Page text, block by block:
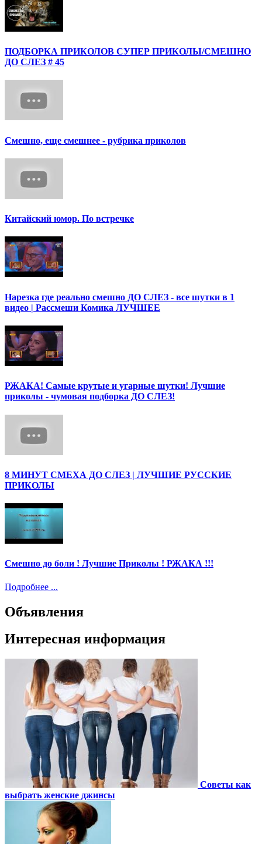
ПОДБОРКА ПРИКОЛОВ СУПЕР ПРИКОЛЫ/СМЕШНО
ДО СЛЕЗ # 45
Смешно, еще смешнее - рубрика приколов
Китайский юмор. По встречке
Нарезка где реально смешно ДО СЛЕЗ - все шутки в 1
видео | Рассмеши Комика ЛУЧШЕЕ
РЖАКА! Самые крутые и угарные шутки! Лучшие
приколы - чумовая подборка ДО СЛЕЗ!
8 МИНУТ СМЕХА ДО СЛЕЗ | ЛУЧШИЕ РУССКИЕ
ПРИКОЛЫ
Смешно до боли ! Лучшие Приколы ! РЖАКА !!!
Подробнее ...
Объявления
Интересная информация
Советы как
выбрать женские джинсы